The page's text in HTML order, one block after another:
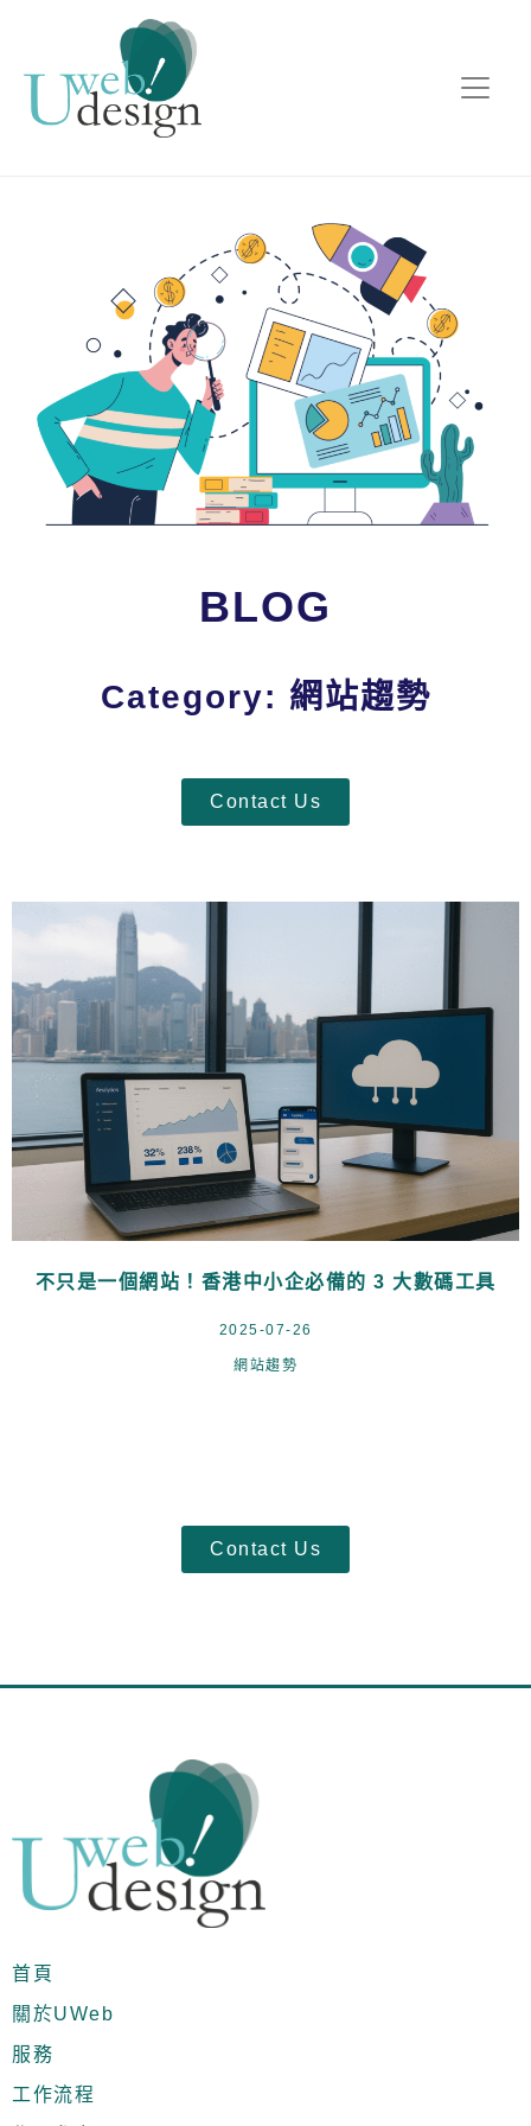
BLOG
Category: 網站趨勢
Contact Us
不只是一個網站！香港中小企必備的 3 大數碼工具
2025-07-26
網站趨勢
Contact Us
首頁
關於UWeb
服務
工作流程